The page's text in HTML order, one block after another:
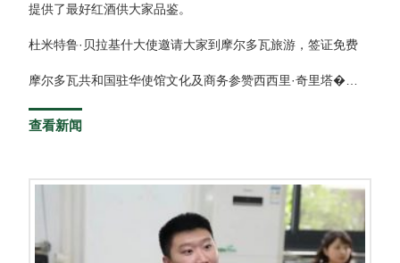
提供了最好红酒供大家品鉴。
杜米特鲁·贝拉基什大使邀请大家到摩尔多瓦旅游，签证免费
摩尔多瓦共和国驻华使馆文化及商务参赞西西里·奇里塔�…
查看新闻